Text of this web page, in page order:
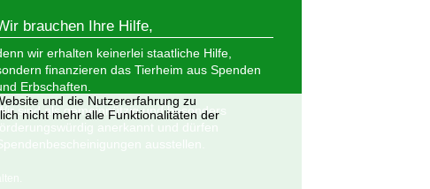
brauchen Ihre Hilfe,
wir erhalten keinerlei staatliche Hilfe,
finanzieren das Tierheim aus Spenden
Erbschaften.
sind als gemeinnützig und besonders
förderungswürdig anerkannt und dürfen
ausstellen.
und die Nutzererfahrung zu
nicht mehr alle Funktionalitäten der